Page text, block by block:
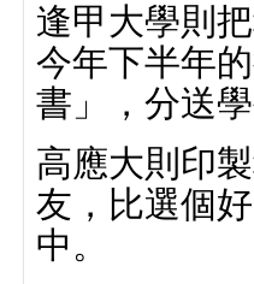
逢甲大學則
今年下半年
書」，分送
高應大則印
友，比選個
中。